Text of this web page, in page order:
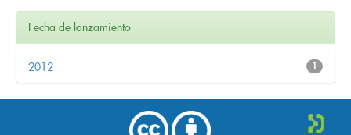
Fecha de lanzamiento
1
2012